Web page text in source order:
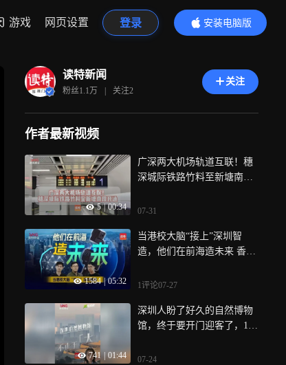
游戏 网页设置 登录
安装电脑版
内容更精彩
读特新闻
粉丝1.1万 | 关注2
关注
作者最新视频
5 | 00:34
广深两大机场轨道互联！穗
深城际铁路竹料至新塘南段
07-31
1584 | 05:32
当港校大脑“接上”深圳智
造，他们在前海造未来 香港
扎堆前海？近日，记者走进
创业就业的香港青年、高校
教授等，听他们讲述为何选
实验室到市场的跨越，解锁
1评论07-27
741 | 01:44
深圳人盼了好久的自然博物
馆，终于要开门迎客了，10
大，光冲着这个文化新地标
07-24